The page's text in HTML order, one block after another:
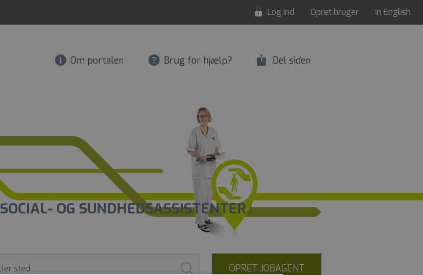
Log ind Opret bruger In English
Om portalen Brug for hjælp? Del siden
SOCIAL- OG SUNDHEDSASSISTENTERI
OPRET JOBAGENT